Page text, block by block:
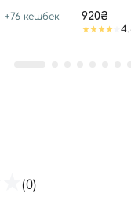
+76 кешбек
920₴
(0)